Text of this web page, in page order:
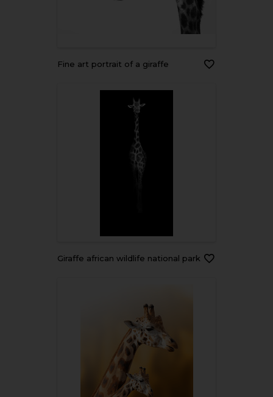
Fine art portrait of a giraffe
Giraffe african wildlife national park